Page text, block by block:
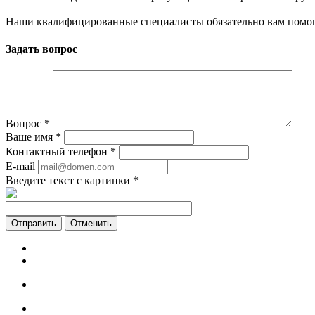
Наши квалифицированные специалисты обязательно вам
Задать вопрос
Вопрос *
Ваше имя *
Контактный телефон *
E-mail
Введите текст с картинки *
Отменить